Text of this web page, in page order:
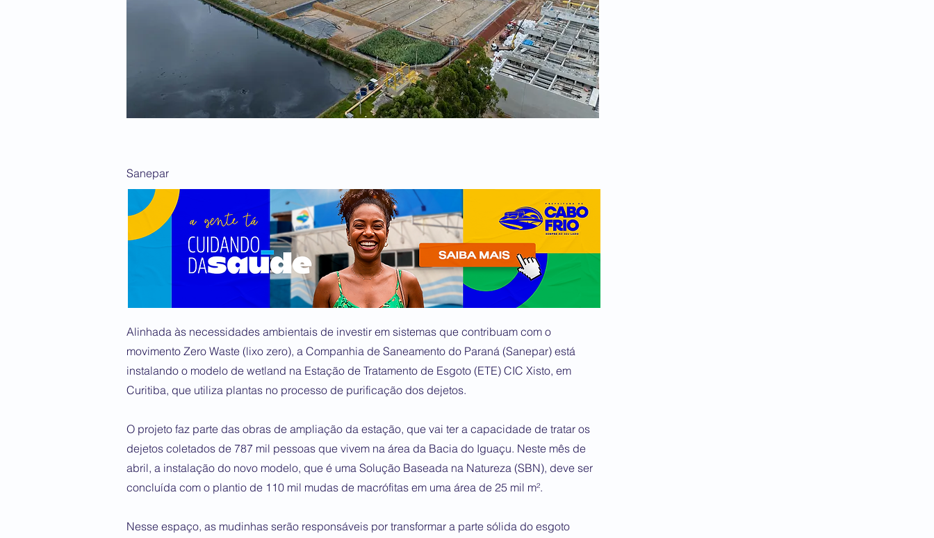
Sanepar
Alinhada às necessidades ambientais de investir em sistemas que contribuam com o
movimento Zero Waste (lixo zero), a Companhia de Saneamento do Paraná (Sanepar) está
instalando o modelo de wetland na Estação de Tratamento de Esgoto (ETE) CIC Xisto, em
Curitiba, que utiliza plantas no processo de purificação dos dejetos.
O projeto faz parte das obras de ampliação da estação, que vai ter a capacidade de tratar os
dejetos coletados de 787 mil pessoas que vivem na área da Bacia do Iguaçu. Neste mês de
abril, a instalação do novo modelo, que é uma Solução Baseada na Natureza (SBN), deve ser
concluída com o plantio de 110 mil mudas de macrófitas em uma área de 25 mil m².
Nesse espaço, as mudinhas serão responsáveis por transformar a parte sólida do esgoto